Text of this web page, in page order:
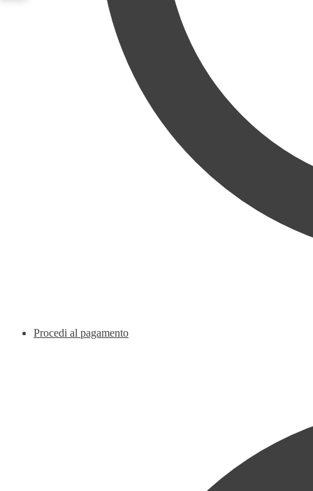
Procedi al pagamento